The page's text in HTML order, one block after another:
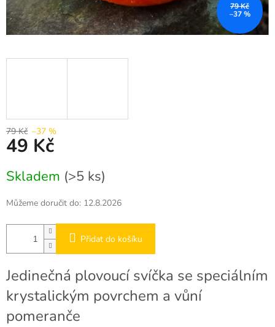
79 Kč
–37 %
79 Kč –37 %
49 Kč
cena:
Skladem (>5 ks)
Můžeme doručit do: 12.8.2026
Přidat do košíku
Jedinečná plovoucí svíčka se speciálním
krystalickým povrchem a vůní
pomeranče